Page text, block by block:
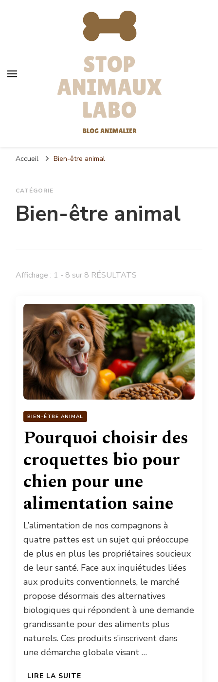
Accueil Bien-être animal
CATÉGORIE
Bien-être animal
Affichage : 1 - 8 sur 8 RÉSULTATS
BIEN-ÊTRE ANIMAL
Pourquoi choisir des
croquettes bio pour
chien pour une
alimentation saine
L’alimentation de nos compagnons à
quatre pattes est un sujet qui préoccupe
de plus en plus les propriétaires soucieux
de leur santé. Face aux inquiétudes liées
aux produits conventionnels, le marché
propose désormais des alternatives
biologiques qui répondent à une demande
grandissante pour des aliments plus
naturels. Ces produits s’inscrivent dans
une démarche globale visant …
LIRE LA SUITE